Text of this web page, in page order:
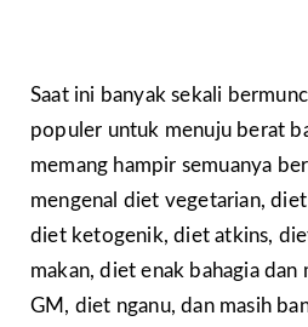
Saat ini banyak sekali
populer untuk menuju berat
memang hampir semuanya
mengenal diet vegetarian,
diet ketogenik, diet atkins,
makan, diet enak bahagia dan
GM, diet nganu, dan masih